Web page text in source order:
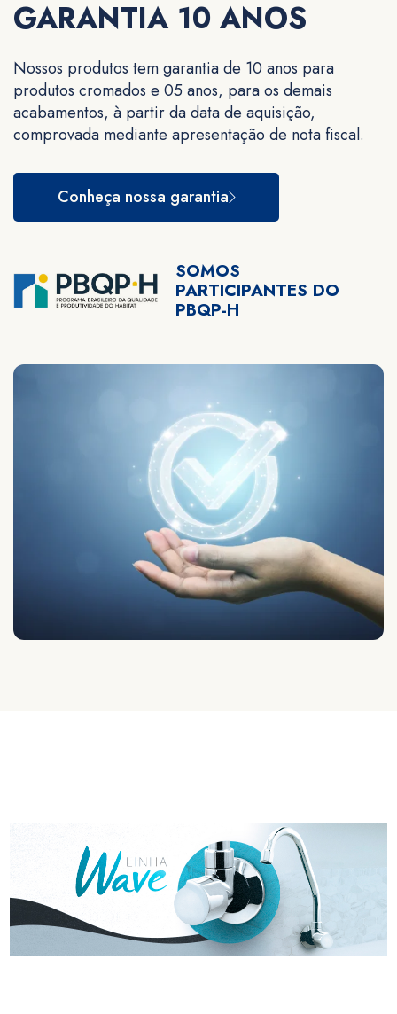
GARANTIA 10 ANOS
Nossos produtos tem garantia de 10 anos para
produtos cromados e 05 anos, para os demais
acabamentos, à partir da data de aquisição,
comprovada mediante apresentação de nota fiscal.
Conheça nossa garantia
SOMOS
PARTICIPANTES DO
PBQP-H